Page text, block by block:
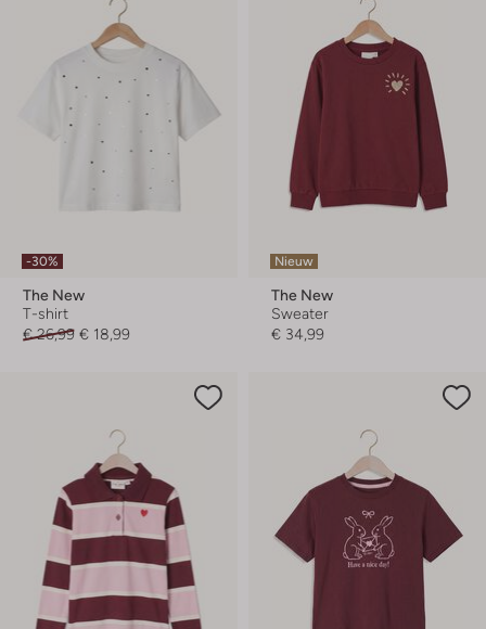
-30%
The New
T-shirt
€ 26,99 € 18,99
Nieuw
The New
Sweater
€ 34,99